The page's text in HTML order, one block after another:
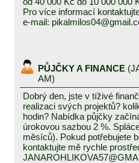
Pro více informací
e-mail:
PŮJČKY A FINANCE (
AM)
Dobrý den, jste v tíživé
realizaci svých projektů?
hodin? Nabídka půjčky
úrokovou sazbou 2 %.
měsíců). Pokud potřebujete
kontaktujte mě rychle